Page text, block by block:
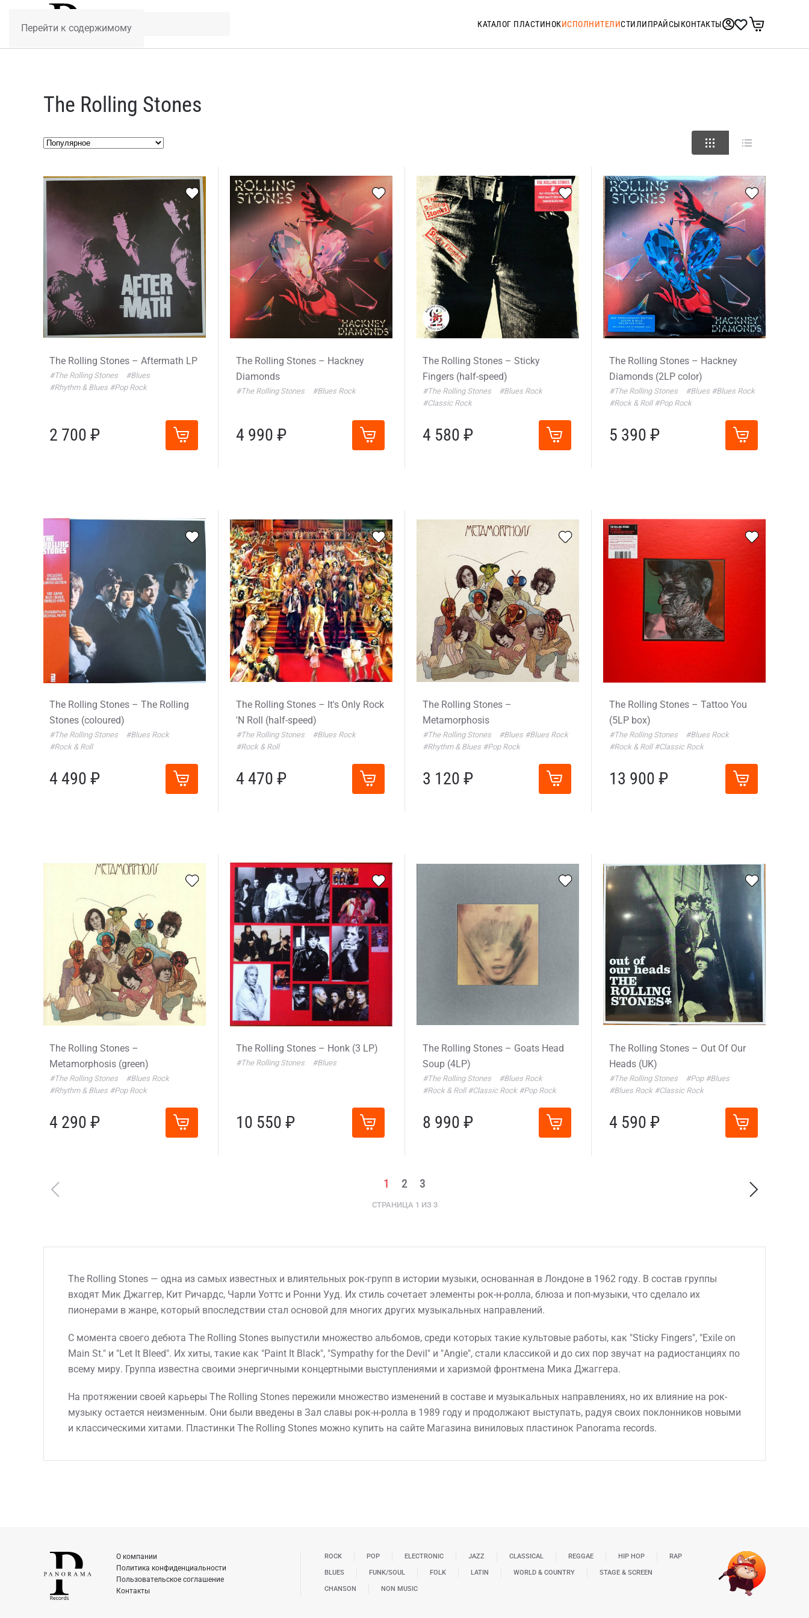
Перейти к содержимому КАТАЛОГ ПЛАСТИНОКИСПОЛНИТЕЛИСТИЛИПРАЙСЫКОНТАКТЫ
The Rolling Stones
The Rolling Stones – Aftermath LP
#The Rolling Stones
#Blues
#Rhythm & Blues #Pop Rock
2 700 ₽
The Rolling Stones – Hackney
Diamonds
#The Rolling Stones #Blues Rock
4 990 ₽
The Rolling Stones – Sticky
Fingers (half-speed)
#The Rolling Stones
#Blues Rock
#Classic Rock
4 580 ₽
The Rolling Stones – Hackney
Diamonds (2LP color)
#The Rolling Stones #Blues #Blues Rock
#Rock & Roll #Pop Rock
5 390 ₽
The Rolling Stones – The Rolling
Stones (coloured)
#The Rolling Stones
#Blues Rock
#Rock & Roll
4 490 ₽
The Rolling Stones – It's Only Rock
'N Roll (half-speed)
#The Rolling Stones
#Blues Rock
#Rock & Roll
4 470 ₽
The Rolling Stones –
Metamorphosis
#The Rolling Stones #Blues #Blues Rock
#Rhythm & Blues #Pop Rock
3 120 ₽
The Rolling Stones – Tattoo You
(5LP box)
#The Rolling Stones
#Blues Rock
#Rock & Roll #Classic Rock
13 900 ₽
The Rolling Stones –
Metamorphosis (green)
#The Rolling Stones
#Blues Rock
#Rhythm & Blues #Pop Rock
4 290 ₽
The Rolling Stones – Honk (3 LP)
#The Rolling Stones #Blues
10 550 ₽
The Rolling Stones – Goats Head
Soup (4LP)
#The Rolling Stones
#Blues Rock
#Rock & Roll #Classic Rock #Pop Rock
8 990 ₽
The Rolling Stones – Out Of Our
Heads (UK)
#The Rolling Stones #Pop #Blues
#Blues Rock #Classic Rock
4 590 ₽
1 2 3
СТРАНИЦА 1 ИЗ 3
The Rolling Stones — одна из самых известных и влиятельных рок-групп в истории музыки, основанная в Лондоне в 1962 году. В состав группы
входят Мик Джаггер, Кит Ричардс, Чарли Уоттс и Ронни Ууд. Их стиль сочетает элементы рок-н-ролла, блюза и поп-музыки, что сделало их
пионерами в жанре, который впоследствии стал основой для многих других музыкальных направлений.
С момента своего дебюта The Rolling Stones выпустили множество альбомов, среди которых такие культовые работы, как "Sticky Fingers", "Exile on
Main St." и "Let It Bleed". Их хиты, такие как "Paint It Black", "Sympathy for the Devil" и "Angie", стали классикой и до сих пор звучат на радиостанциях по
всему миру. Группа известна своими энергичными концертными выступлениями и харизмой фронтмена Мика Джаггера.
На протяжении своей карьеры The Rolling Stones пережили множество изменений в составе и музыкальных направлениях, но их влияние на рок-
музыку остается неизменным. Они были введены в Зал славы рок-н-ролла в 1989 году и продолжают выступать, радуя своих поклонников новыми
и классическими хитами. Пластинки The Rolling Stones можно купить на сайте Магазина виниловых пластинок Panorama records.
О компании
Политика конфиденциальности
Пользовательское соглашение
Контакты
ROCK POP ELECTRONIC JAZZ CLASSICAL REGGAE HIP HOP RAP
BLUES FUNK/SOUL FOLK LATIN WORLD & COUNTRY STAGE & SCREEN
CHANSON NON MUSIC